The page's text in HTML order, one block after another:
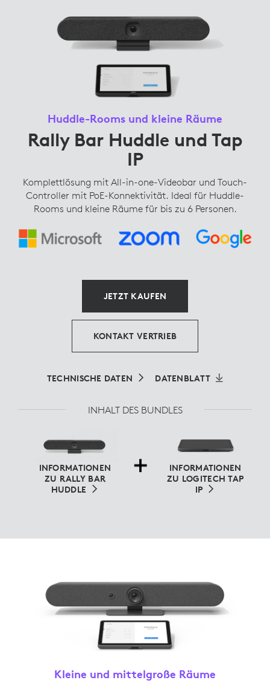
Huddle-Rooms und kleine Räume
Rally Bar Huddle und Tap
IP
Komplettlösung mit All-in-one-Videobar und Touch-
Controller mit PoE-Konnektivität. Ideal für Huddle-
Rooms und kleine Räume für bis zu 6 Personen.
JETZT KAUFEN
KONTAKT VERTRIEB
TECHNISCHE DATEN DATENBLATT
INHALT DES BUNDLES
INFORMATIONEN
ZU RALLY BAR
HUDDLE
INFORMATIONEN
ZU LOGITECH TAP
IP
Kleine und mittelgroße Räume